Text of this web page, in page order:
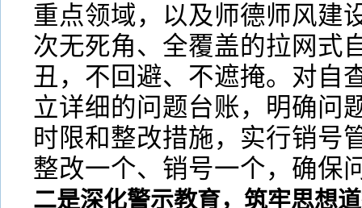
重点领域，以及师德师风建
次无死角、全覆盖的拉网式
丑，不回避、不遮掩。对自
立详细的问题台账，明确问
时限和整改措施，实行销号
整改一个、销号一个，确保
二是深化警示教育，筑牢思想